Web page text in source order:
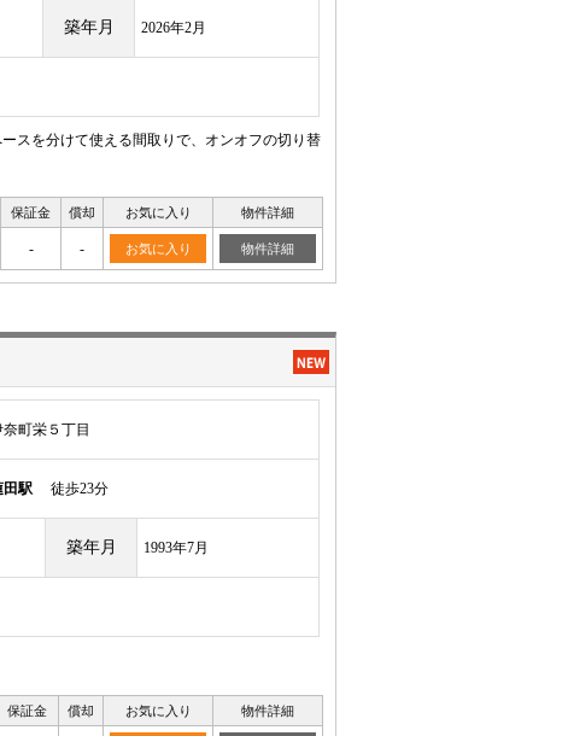
築年月 2026年2月
スを分けて使える間取りで、オンオフの切り替
保証金 償却 お気に入り 物件詳細
- - お気に入り 物件詳細
町栄５丁目
田駅 徒歩23分
築年月 1993年7月
保証金 償却 お気に入り 物件詳細